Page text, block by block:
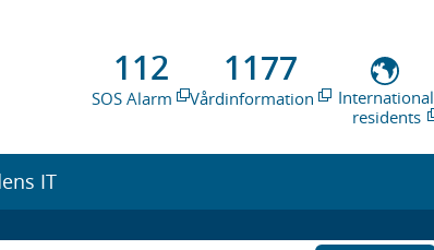
112
SOS Alarm
1177
Vårdinformation
International
residents
IT